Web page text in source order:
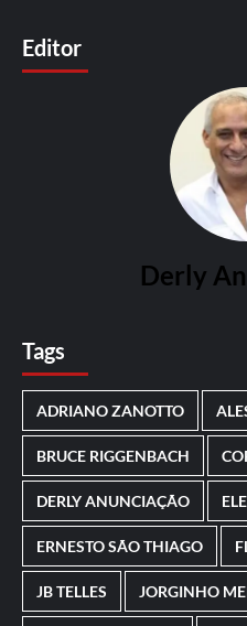
Editor
Derly
Tags
ADRIANO ZANOTTO
BRUCE RIGGENBACH
DERLY ANUNCIAÇÃO
ERNESTO SÃO THIAGO
JB TELLES JORGINHO